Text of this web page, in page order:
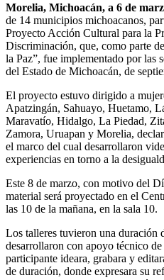
Morelia, Michoacán, a 6 de
de 14 municipios michoacanos,
Proyecto Acción Cultural para la
Discriminación, que, como parte
la Paz”, fue implementado por las
del Estado de Michoacán, de
El proyecto estuvo dirigido a
Apatzingán, Sahuayo, Huetamo,
Maravatío, Hidalgo, La Piedad,
Zamora, Uruapan y Morelia,
el marco del cual desarrollaron
experiencias en torno a la
Este 8 de marzo, con motivo del
material será proyectado en el
las 10 de la mañana, en la sala 10.
Los talleres tuvieron una duración
desarrollaron con apoyo técnico
participante ideara, grabara y
de duración, donde expresara su